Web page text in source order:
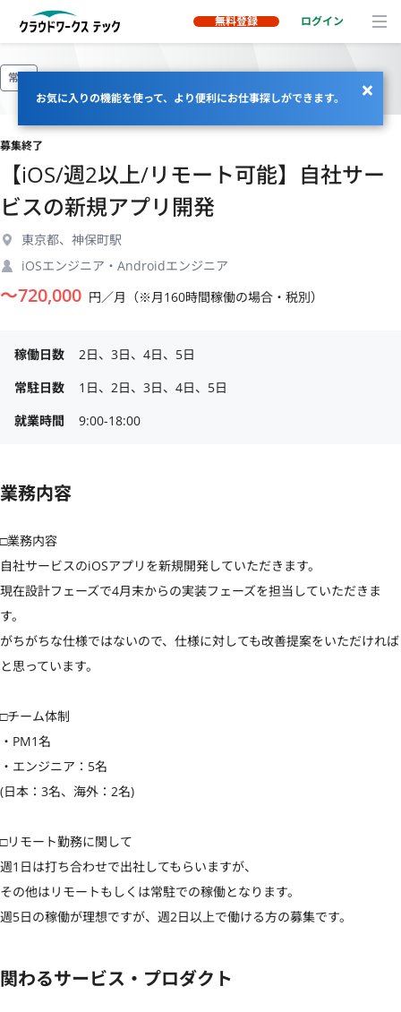
無料登録 ログイン
お気に入りの機能を使って、より便利にお仕事探しができます。
常駐
募集終了
【iOS/週2以上/リモート可能】自社サー
ビスの新規アプリ開発
東京都、神保町駅
iOSエンジニア・Androidエンジニア
〜720,000 円／月（※月160時間稼働の場合・税別）
稼働日数
2日、3日、4日、5日
常駐日数
1日、2日、3日、4日、5日
就業時間
9:00-18:00
業務内容
□業務内容
自社サービスのiOSアプリを新規開発していただきます。
現在設計フェーズで4月末からの実装フェーズを担当していただきま
す。
がちがちな仕様ではないので、仕様に対しても改善提案をいただければ
と思っています。
□チーム体制
・PM1名
・エンジニア：5名
(日本：3名、海外：2名)
□リモート勤務に関して
週1日は打ち合わせで出社してもらいますが、
その他はリモートもしくは常駐での稼働となります。
週5日の稼働が理想ですが、週2日以上で働ける方の募集です。
関わるサービス・プロダクト